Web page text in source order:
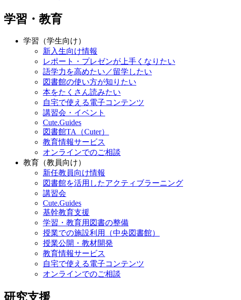
学習・教育
学習（学生向け）
新入生向け情報
レポート・プレゼンが上手くなりたい
語学力を高めたい／留学したい
図書館の使い方が知りたい
本をたくさん読みたい
自宅で使える電子コンテンツ
講習会・イベント
Cute.Guides
図書館TA（Cuter）
教育情報サービス
オンラインでのご相談
教育（教員向け）
新任教員向け情報
図書館を活用したアクティブラーニング
講習会
Cute.Guides
基幹教育支援
学習・教育用図書の整備
授業での施設利用（中央図書館）
授業公開・教材開発
教育情報サービス
自宅で使える電子コンテンツ
オンラインでのご相談
研究支援